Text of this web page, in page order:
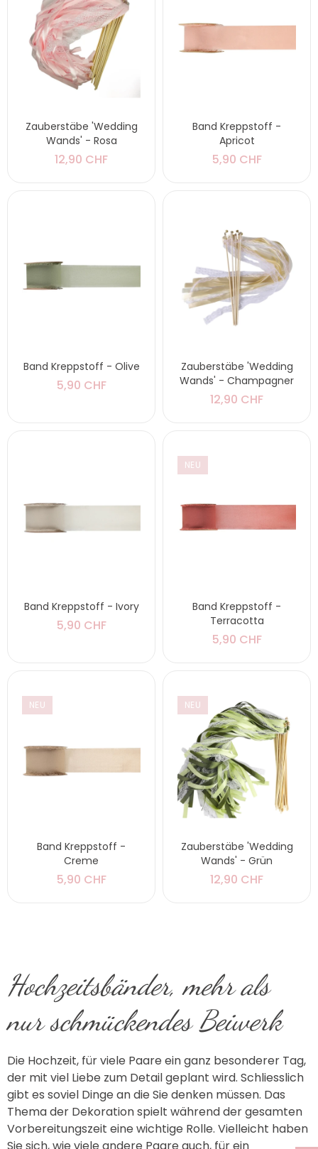
Zauberstäbe 'Wedding
Wands' - Rosa
12,90 CHF
Band Kreppstoff -
Apricot
5,90 CHF
Band Kreppstoff - Olive
5,90 CHF
Zauberstäbe 'Wedding
Wands' - Champagner
12,90 CHF
Band Kreppstoff - Ivory
5,90 CHF
NEU
Band Kreppstoff -
Terracotta
5,90 CHF
NEU
Band Kreppstoff -
Creme
5,90 CHF
NEU
Zauberstäbe 'Wedding
Wands' - Grün
12,90 CHF
Hochzeitsbänder, mehr als
nur schmückendes Beiwerk
Die Hochzeit, für viele Paare ein ganz besonderer Tag,
der mit viel Liebe zum Detail geplant wird. Schliesslich
gibt es soviel Dinge an die Sie denken müssen. Das
Thema der Dekoration spielt während der gesamten
Vorbereitungszeit eine wichtige Rolle. Vielleicht haben